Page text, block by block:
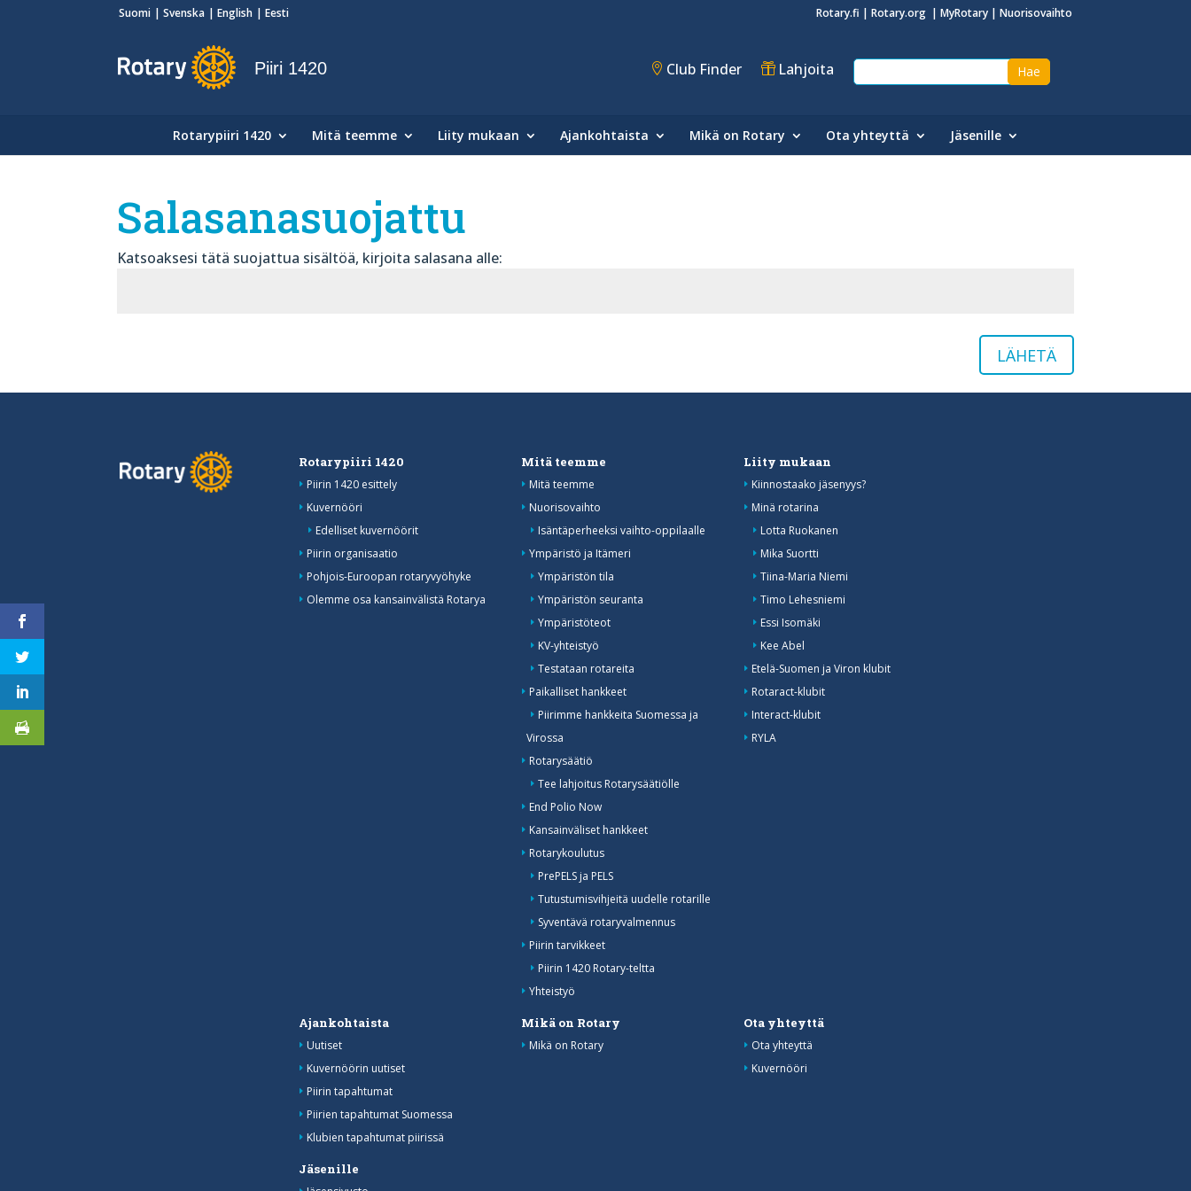
Suomi Svenska English Eesti Rotary.fi | Rotary.org | MyRotary| Nuorisovaihto
Piiri 1420 Club Finder Lahjoita
Rotarypiiri 1420 Mitä teemme Liity mukaan Ajankohtaista Mikä on Rotary Ota yhteyttä Jäsenille
Salasanasuojattu
Katsoaksesi tätä suojattua sisältöä, kirjoita salasana alle:
LÄHETÄ
Rotarypiiri 1420
Piirin 1420 esittely
Kuvernööri
Edelliset kuvernöörit
Piirin organisaatio
Pohjois-Euroopan rotaryvyöhyke
Olemme osa kansainvälistä Rotarya
Mitä teemme
Mitä teemme
Nuorisovaihto
Isäntäperheeksi vaihto-oppilaalle
Ympäristö ja Itämeri
Ympäristön tila
Ympäristön seuranta
Ympäristöteot
KV-yhteistyö
Testataan rotareita
Paikalliset hankkeet
Piirimme hankkeita Suomessa ja
Virossa
Rotarysäätiö
Tee lahjoitus Rotarysäätiölle
End Polio Now
Kansainväliset hankkeet
Rotarykoulutus
PrePELS ja PELS
Tutustumisvihjeitä uudelle rotarille
Syventävä rotaryvalmennus
Piirin tarvikkeet
Piirin 1420 Rotary-teltta
Yhteistyö
Liity mukaan
Kiinnostaako jäsenyys?
Minä rotarina
Lotta Ruokanen
Mika Suortti
Tiina-Maria Niemi
Timo Lehesniemi
Essi Isomäki
Kee Abel
Etelä-Suomen ja Viron klubit
Rotaract-klubit
Interact-klubit
RYLA
Ajankohtaista
Uutiset
Kuvernöörin uutiset
Piirin tapahtumat
Piirien tapahtumat Suomessa
Klubien tapahtumat piirissä
Mikä on Rotary
Mikä on Rotary
Ota yhteyttä
Ota yhteyttä
Kuvernööri
Jäsenille